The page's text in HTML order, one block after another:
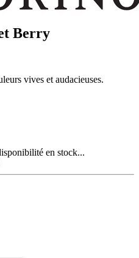
Berry
vives et audacieuses.
en stock...